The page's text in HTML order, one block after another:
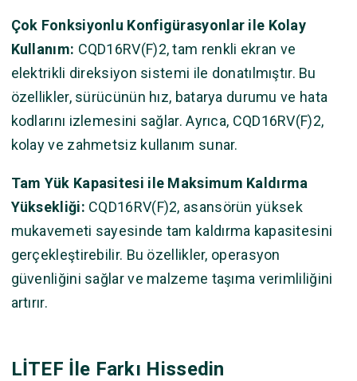
Çok Fonksiyonlu Konfigürasyonlar ile Kolay
Kullanım: CQD16RV(F)2, tam renkli ekran ve
elektrikli direksiyon sistemi ile donatılmıştır. Bu
özellikler, sürücünün hız, batarya durumu ve hata
kodlarını izlemesini sağlar. Ayrıca, CQD16RV(F)2,
kolay ve zahmetsiz kullanım sunar.
Tam Yük Kapasitesi ile Maksimum Kaldırma
Yüksekliği: CQD16RV(F)2, asansörün yüksek
mukavemeti sayesinde tam kaldırma kapasitesini
gerçekleştirebilir. Bu özellikler, operasyon
güvenliğini sağlar ve malzeme taşıma verimliliğini
artırır.
LİTEF İle Farkı Hissedin